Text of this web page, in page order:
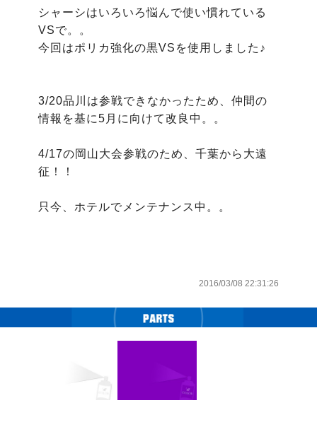
シャーシはいろいろ悩んで使い慣れている
VSで。。
今回はポリカ強化の黒VSを使用しました♪
3/20品川は参戦できなかったため、仲間の
情報を基に5月に向けて改良中。。
4/17の岡山大会参戦のため、千葉から大遠
征！！
只今、ホテルでメンテナンス中。。
2016/03/08 22:31:26